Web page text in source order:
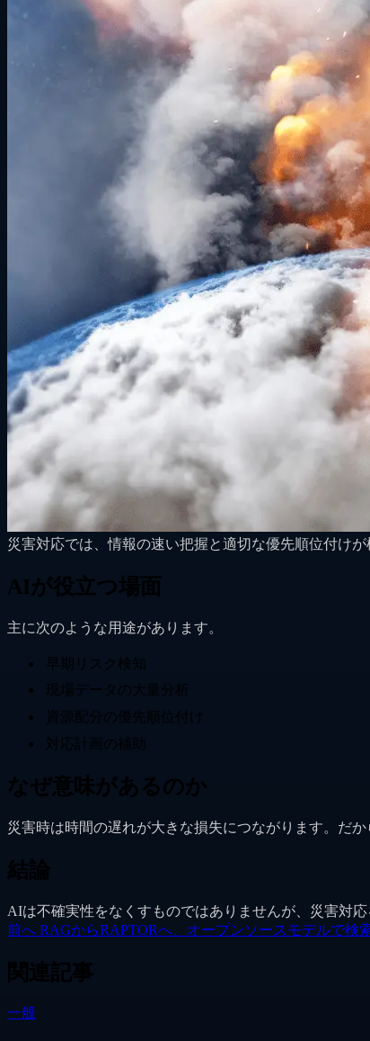
災害対応では、情報の速い把握と適切な優先順位付け
AIが役立つ場面
主に次のような用途があります。
早期リスク検知
現場データの大量分析
資源配分の優先順位付け
対応計画の補助
なぜ意味があるのか
災害時は時間の遅れが大きな損失につながります。だ
結論
AIは不確実性をなくすものではありませんが、災害対
前へ RAGからRAPTORへ、オープンソースモデルで検
関連記事
一般